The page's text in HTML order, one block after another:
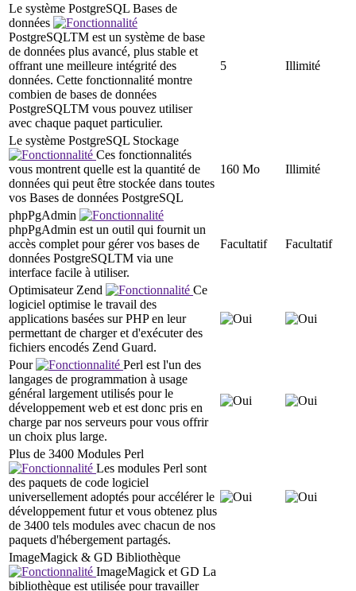
Le système PostgreSQL Bases de
données
PostgreSQLTM est un système de base
de données plus avancé, plus stable et
offrant une meilleure intégrité des
données. Cette fonctionnalité montre
combien de bases de données
PostgreSQLTM vous pouvez utiliser
avec chaque paquet particulier.
5 Illimité
Le système PostgreSQL Stockage
Ces fonctionnalités
vous montrent quelle est la quantité de
données qui peut être stockée dans toutes
vos Bases de données PostgreSQL
160 Mo Illimité
phpPgAdmin
phpPgAdmin est un outil qui fournit un
accès complet pour gérer vos bases de
données PostgreSQLTM via une
interface facile à utiliser.
Facultatif Facultatif
Optimisateur Zend
Ce
logiciel optimise le travail des
applications basées sur PHP en leur
permettant de charger et d'exécuter des
fichiers encodés Zend Guard.
Pour
Perl est l'un des
langages de programmation à usage
général largement utilisés pour le
développement web et est donc pris en
charge par nos serveurs pour vous offrir
un choix plus large.
Plus de 3400 Modules Perl
Les modules Perl sont
des paquets de code logiciel
universellement adoptés pour accélérer le
développement futur et vous obtenez plus
de 3400 tels modules avec chacun de nos
paquets d'hébergement partagés.
ImageMagick & GD Bibliothèque
ImageMagick et GD La
bibliothèque est utilisée pour travailler